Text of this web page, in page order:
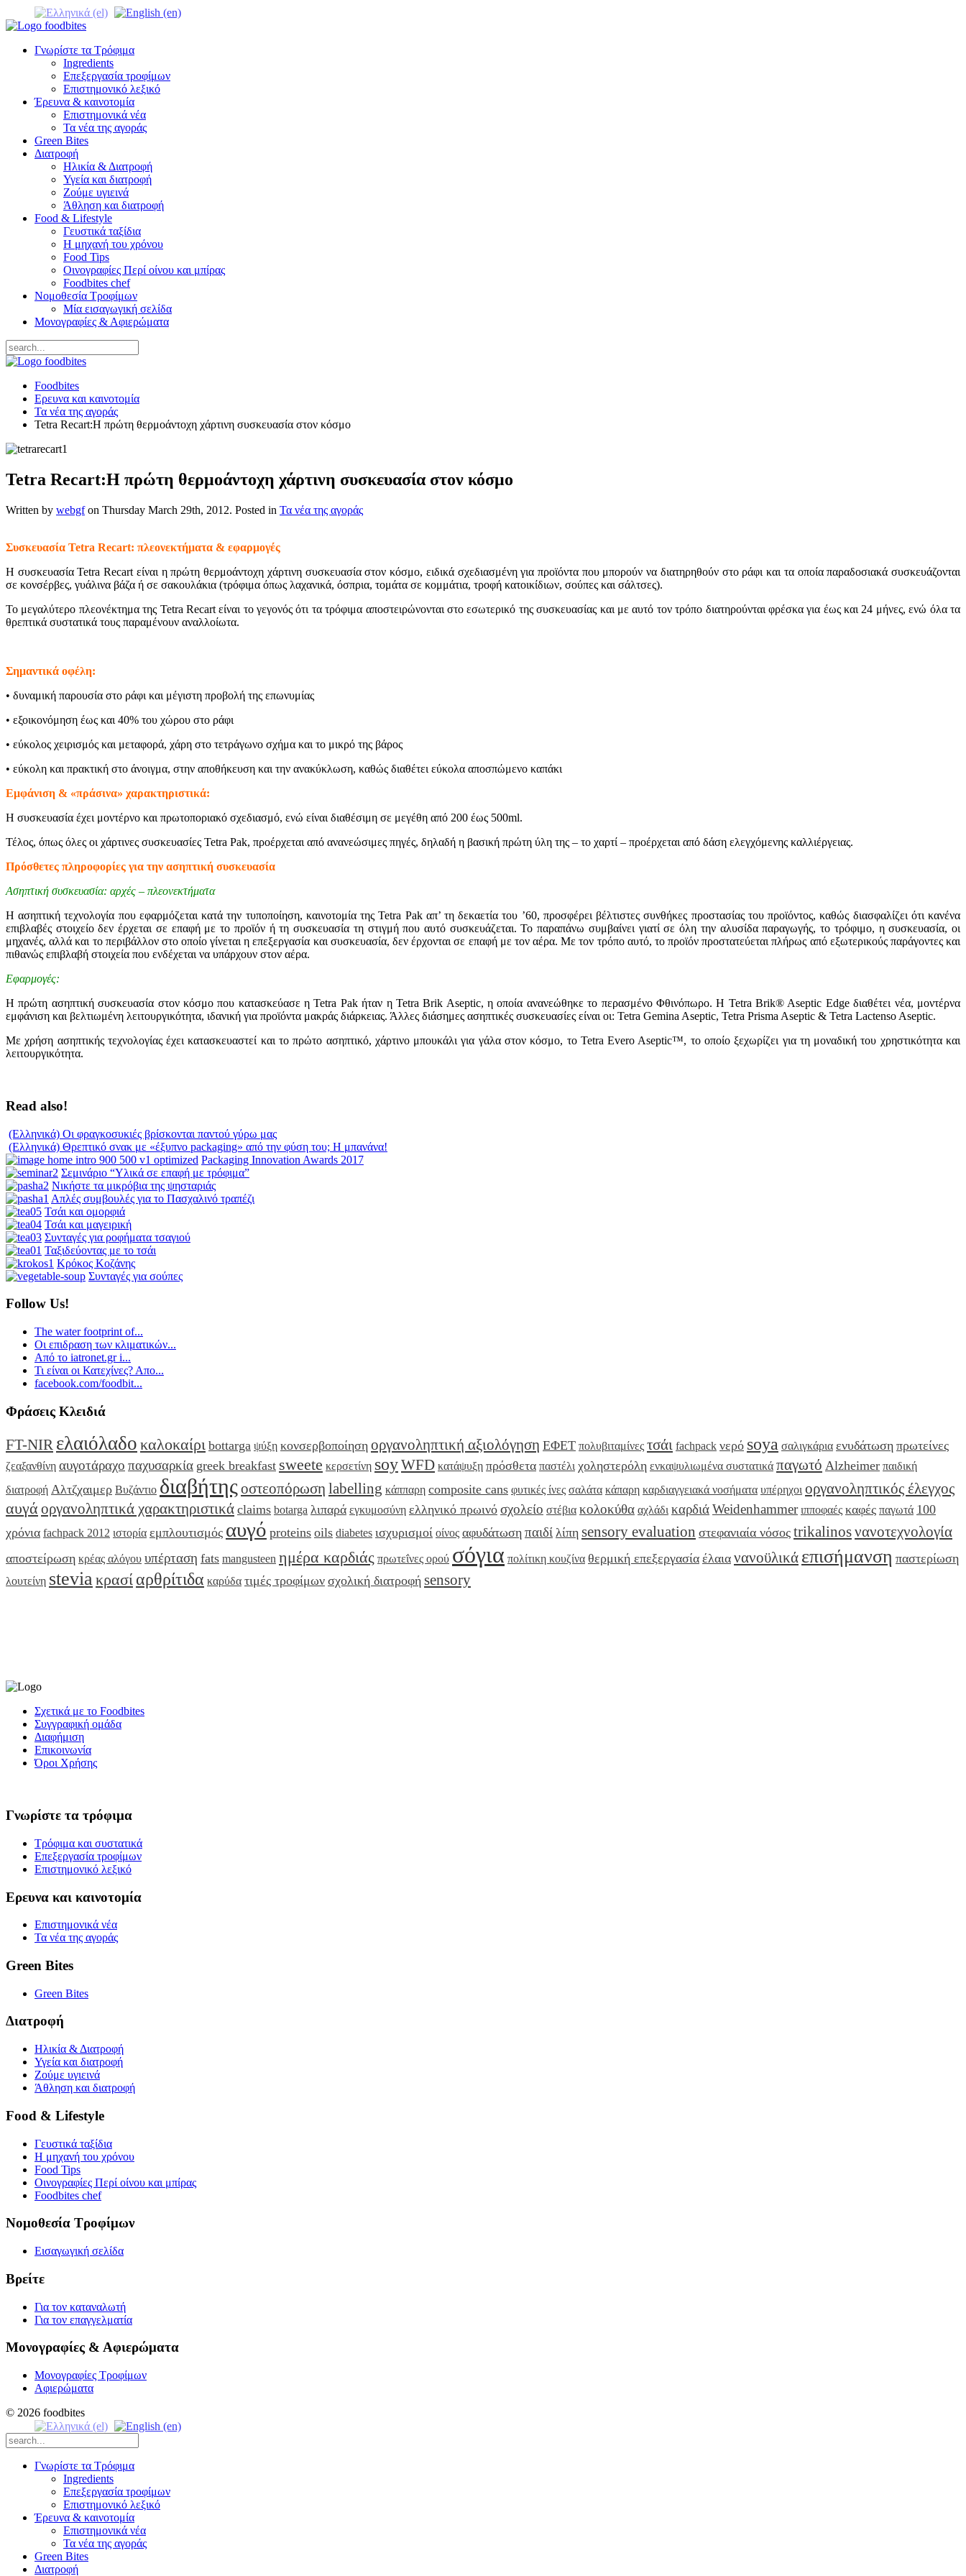
Γνωρίστε τα Τρόφιμα
Ingredients
Επεξεργασία τροφίμων
Επιστημονικό λεξικό
Έρευνα & καινοτομία
Επιστημονικά νέα
Τα νέα της αγοράς
Green Bites
Διατροφή
Ηλικία & Διατροφή
Υγεία και διατροφή
Ζούμε υγιεινά
Άθληση και διατροφή
Food & Lifestyle
Γευστικά ταξίδια
Η μηχανή του χρόνου
Food Tips
Οινογραφίες Περί οίνου και μπίρας
Foodbites chef
Νομοθεσία Τροφίμων
Μία εισαγωγική σελίδα
Μονογραφίες & Αφιερώματα
Foodbites
Ερευνα και καινοτομία
Τα νέα της αγοράς
Tetra Recart:Η πρώτη θερμοάντοχη χάρτινη συσκευασία στον κόσμο
Tetra Recart:Η πρώτη θερμοάντοχη χάρτινη συσκευασία στον κόσμο
Written by webgfon Thursday March 29th, 2012. Posted in Τα νέα της αγοράς
Συσκευασία Tetra Recart: πλεονεκτήματα & εφαρμογές
Η συσκευασία Tetra Recart είναι η πρώτη θερμοάντοχη χάρτινη συσκευασία στον κόσμο, ειδικά σχεδιασμένη για προϊόντα που μπορούν να διατηρηθούν στο ράφι και τα οποία παραδοσιακά συσκευάζονται
σε κονσέρβες, γυάλινα βάζα ή σε σακουλάκια (τρόφιμα όπως λαχανικά, όσπρια, τομάτα σε κομμάτια, τροφή κατοικίδιων, σούπες και σάλτσες).
Το μεγαλύτερο πλεονέκτημα της Tetra Recart είναι το γεγονός ότι τα τρόφιμα αποστειρώνονται στο εσωτερικό της συσκευασίας και με αυτό τον τρόπο διατηρούνται φρέσκα για έως και 24 μήνες, ενώ όλα τα
θρεπτικά συστατικά τους παραμένουν αναλλοίωτα.
Σημαντικά οφέλη:
• δυναμική παρουσία στο ράφι και μέγιστη προβολή της επωνυμίας
• εξοικονόμηση έως και 40% του χώρου στο ράφι
• εύκολος χειρισμός και μεταφορά, χάρη στο τετράγωνο σχήμα και το μικρό της βάρος
• εύκολη και πρακτική στο άνοιγμα, στην αποθήκευση και την ανακύκλωση, καθώς διαθέτει εύκολα αποσπώμενο καπάκι
Εμφάνιση & «πράσινα» χαρακτηριστικά:
Η συσκευασία έχει μοντέρνο και πρωτοποριακό σχεδιασμό, ενώ είναι διαθέσιμη σε μεγέθη από 200 έως 500ml.
Τέλος, όπως όλες οι χάρτινες συσκευασίες Tetra Pak, προέρχεται από ανανεώσιμες πηγές, δηλαδή η βασική πρώτη ύλη της – το χαρτί – προέρχεται από δάση ελεγχόμενης καλλιέργειας.
Πρόσθετες πληροφορίες για την ασηπτική συσκευασία
Aσηπτική συσκευασία: αρχές – πλεονεκτήματα
Η ασηπτική τεχνολογία που εφαρμόζεται κατά την τυποποίηση, καινοτομία της Tetra Pak απ’ τη δεκαετία του ’60, προσφέρει βέλτιστες συνθήκες προστασίας του προϊόντος, καθώς διασφαλίζει ότι κανένα
επιβλαβές στοιχείο δεν έρχεται σε επαφή με το προϊόν ή τη συσκευασία τη στιγμή που αυτό συσκευάζεται. Το παραπάνω συμβαίνει γιατί σε όλη την αλυσίδα παραγωγής, το τρόφιμο, η συσκευασία, οι
μηχανές, αλλά και το περιβάλλον στο οποίο γίνεται η επεξεργασία και συσκευασία, δεν έρχονται σε επαφή με τον αέρα. Με τον τρόπο αυτό, το προϊόν προστατεύεται πλήρως από εξωτερικούς παράγοντες και
πιθανώς επιβλαβή στοιχεία που ενδέχεται να υπάρχουν στον αέρα.
Εφαρμογές:
H πρώτη ασηπτική συσκευασία στον κόσμο που κατασκεύασε η Tetra Pak ήταν η Tetra Brik Aseptic, η οποία ανανεώθηκε το περασμένο Φθινόπωρο. Η Tetra Brik® Aseptic Edge διαθέτει νέα, μοντέρνα
εμφάνιση και βελτιωμένη λειτουργικότητα, ιδανική για προϊόντα μακράς διάρκειας. Άλλες διάσημες ασηπτικές συσκευασίες είναι οι: Tetra Gemina Aseptic, Tetra Prisma Aseptic & Tetra Lactenso Aseptic.
Με χρήση ασηπτικής τεχνολογίας έχει κατασκευαστεί και το πρώτο ασηπτικό, χάρτινο μπουκάλι για γάλα στον κόσμο, το Tetra Evero Aseptic™, το οποίο ξεχωρίζει για τη μοναδική του χρηστικότητα και
λειτουργικότητα.
Read also!
(Ελληνικά) Οι φραγκοσυκιές βρίσκονται παντού γύρω μας
(Ελληνικά) Θρεπτικό σνακ με «έξυπνο packaging» από την φύση του; Η μπανάνα!
Packaging Innovation Awards 2017
Σεμινάριο “Υλικά σε επαφή με τρόφιμα”
Νικήστε τα μικρόβια της ψησταριάς
Απλές συμβουλές για το Πασχαλινό τραπέζι
Τσάι και ομορφιά
Τσάι και μαγειρική
Συνταγές για ροφήματα τσαγιού
Ταξιδεύοντας με το τσάι
Κρόκος Κοζάνης
Συνταγές για σούπες
Follow Us!
The water footprint of...
Οι επιδραση των κλιματικών...
Από το iatronet.gr i...
Τι είναι οι Κατεχίνες? Απο...
facebook.com/foodbit...
Φράσεις Κλειδιά
FT-NIR ελαιόλαδο καλοκαίρι bottarga ψύξη κονσερβοποίηση οργανοληπτική αξιολόγηση ΕΦΕΤ πολυβιταμίνες τσάι fachpack νερό soya σαλιγκάρια ενυδάτωση πρωτείνες
ζεαξανθίνη αυγοτάραχο παχυσαρκία greek breakfast sweete κερσετίνη soyWFD κατάψυξη πρόσθετα παστέλι χοληστερόλη ενκαψυλιωμένα συστατικά παγωτό Alzheimer παιδική
διατροφή Αλτζχαιμερ Βυζάντιο διαβήτηςοστεοπόρωση labelling κάππαρη composite cans φυτικές ίνες σαλάτα κάπαρη καρδιαγγειακά νοσήματα υπέρηχοι οργανοληπτικός έλεγχος
αυγά οργανοληπτικά χαρακτηριστικά claims botarga λιπαρά εγκυμοσύνη ελληνικό πρωινό σχολείο στέβια κολοκύθα αχλάδι καρδιάWeidenhammer ιπποφαές καφές παγωτά 100
χρόνια fachpack 2012 ιστορία εμπλουτισμός αυγό proteins oils diabetes ισχυρισμοί οίνος αφυδάτωση παιδί λίπη sensory evaluation στεφανιαία νόσος trikalinosνανοτεχνολογία
αποστείρωση κρέας αλόγου υπέρταση fats mangusteen ημέρα καρδιάς πρωτεΐνες ορού σόγια πολίτικη κουζίνα θερμική επεξεργασία έλαια νανοϋλικά επισήμανση παστερίωση
λουτείνη stevia κρασί αρθρίτιδα καρύδα τιμές τροφίμων σχολική διατροφή sensory
Σχετικά με το Foodbites
Συγγραφική ομάδα
Διαφήμιση
Επικοινωνία
Όροι Χρήσης
Γνωρίστε τα τρόφιμα
Τρόφιμα και συστατικά
Επεξεργασία τροφίμων
Επιστημονικό λεξικό
Ερευνα και καινοτομία
Επιστημονικά νέα
Τα νέα της αγοράς
Green Bites
Green Bites
Διατροφή
Ηλικία & Διατροφή
Υγεία και διατροφή
Ζούμε υγιεινά
Άθληση και διατροφή
Food & Lifestyle
Γευστικά ταξίδια
Η μηχανή του χρόνου
Food Tips
Οινογραφίες Περί οίνου και μπίρας
Foodbites chef
Νομοθεσία Τροφίμων
Εισαγωγική σελίδα
Βρείτε
Για τον καταναλωτή
Για τον επαγγελματία
Μονογραφίες & Αφιερώματα
Μονογραφίες Τροφίμων
Αφιερώματα
© 2026 foodbites
Γνωρίστε τα Τρόφιμα
Ingredients
Επεξεργασία τροφίμων
Επιστημονικό λεξικό
Έρευνα & καινοτομία
Επιστημονικά νέα
Τα νέα της αγοράς
Green Bites
Διατροφή